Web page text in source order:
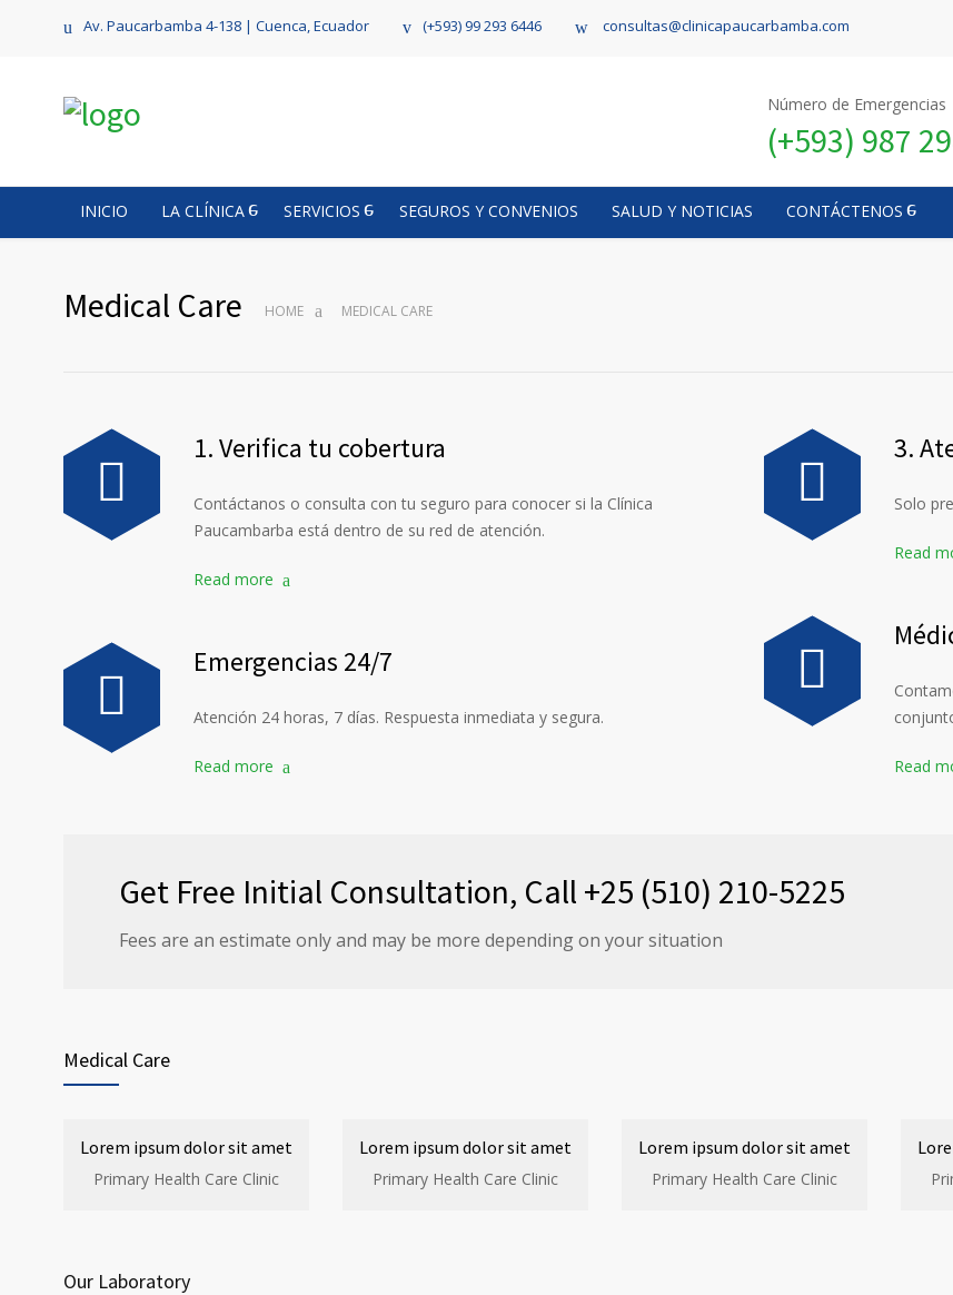
Av. Paucarbamba 4-138 | Cuenca, Ecuador (+593) 99 293 6446 consultas@clinicapaucarbamba.com
Número de Emergencias
(+593) 987
INICIO LA CLÍNICA SERVICIOS SEGUROS Y CONVENIOS SALUD Y NOTICIAS CONTÁCTENOS
Medical Care HOME MEDICAL CARE
1. Verifica tu cobertura
Contáctanos o consulta con tu seguro para conocer si la Clínica
Paucambarba está dentro de su red de atención.
Read more
Emergencias 24/7
Atención 24 horas, 7 días. Respuesta inmediata y segura.
Read more
3.
Solo
Read
Read
Get Free Initial Consultation, Call +25 (510) 210-5225
Fees are an estimate only and may be more depending on your situation
Medical Care
Lorem ipsum dolor sit amet
Primary Health Care Clinic
Lorem ipsum dolor sit amet
Primary Health Care Clinic
Lorem ipsum dolor sit amet
Primary Health Care Clinic
Our Laboratory